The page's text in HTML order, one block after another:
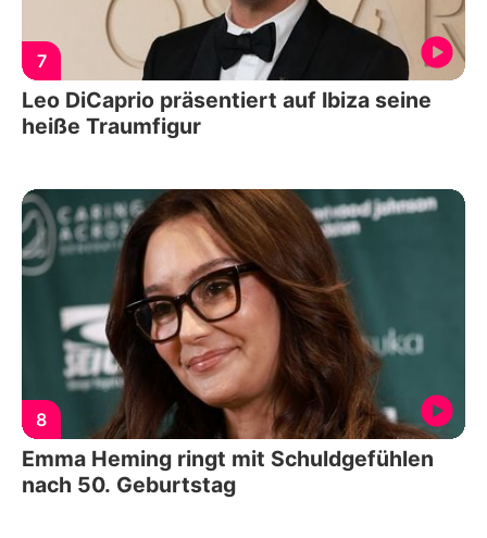
7
Leo DiCaprio präsentiert auf Ibiza seine
heiße Traumfigur
8
Emma Heming ringt mit Schuldgefühlen
nach 50. Geburtstag